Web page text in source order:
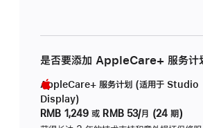
是否要添加 AppleCare+ 服务计
AppleCare+ 服务计划 (适用于 Studio
Display)
RMB 1,249 或 RMB 53/月 (24 期)